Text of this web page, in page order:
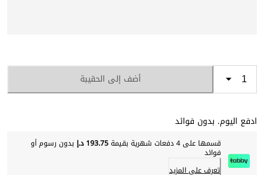
أضف إلى الحقيبة
ادفع اليوم. بدون فوائد
قسمها على 4 دفعات شهرية بقيمة 193.75 د.إ بدون رسوم أو
فوائد
تعرف على المزيد